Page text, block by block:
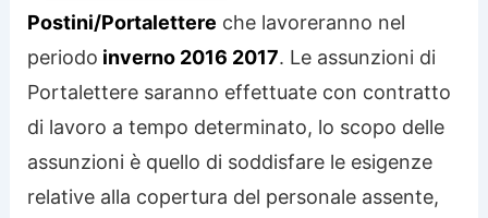
Postini/Portalettere che lavoreranno nel
periodo inverno 2016 2017. Le assunzioni di
Portalettere saranno effettuate con contratto
di lavoro a tempo determinato, lo scopo delle
assunzioni è quello di soddisfare le esigenze
relative alla copertura del personale assente,